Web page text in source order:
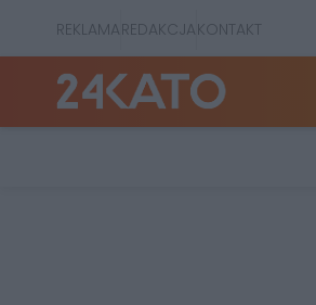
REKLAMAREDAKCJAKONTAKT